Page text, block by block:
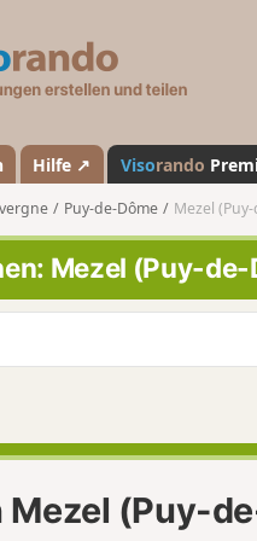
a
n
d
o
Hilfe ↗ Visorando
Puy-de-Dôme Mezel
Mezel (Puy-de-
Mezel (Puy-